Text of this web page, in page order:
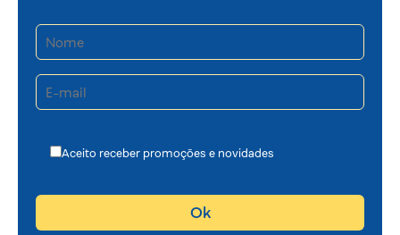
Aceito receber promoções e novidades